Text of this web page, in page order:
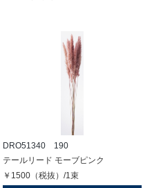
DRO51340 190
テールリード モーブピンク
￥1500（税抜）/1束